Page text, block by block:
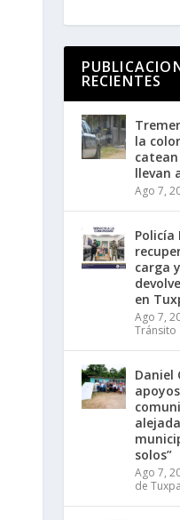
RECIENTES
la
llevan
Ago 7,
Policía
carga
en
Ago 7,
Tránsito
Daniel
solos”
Ago 7,
de